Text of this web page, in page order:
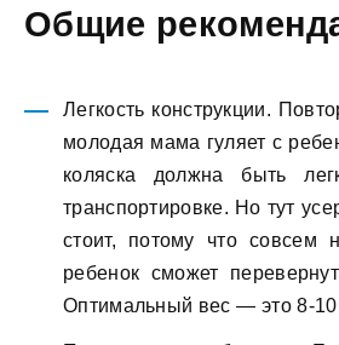
Общие
Легкость конструкции.
молодая мама гуляет с
коляска должна быть
транспортировке. Но тут
стоит, потому что совсем
ребенок сможет
Оптимальный вес — это 8-10